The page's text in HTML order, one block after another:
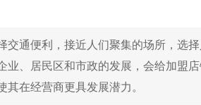
交通便利，接近人们聚集的场所，选
业、居民区和市政的发展，会给加盟
其在经营商更具发展潜力。